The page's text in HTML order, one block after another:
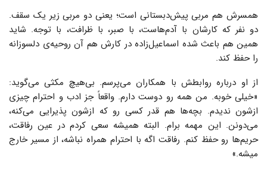
همسرش هم مربی پیش‌دبستانی است؛ یعنی دو مربی زیر یک سقف.
دو نفر که کارشان با آدم‌هاست، با صبر، با ظرافت، با توجه. شاید
همین هم باعث شده اسماعیل‌زاده در کارش هم آن روحیه‌ی دلسوزانه
را حفظ کند.
از او درباره روابطش با همکاران می‌پرسم. بی‌هیچ مکثی می‌گوید:
«خیلی خوبه. من همه رو دوست دارم. واقعاً جز ادب و احترام چیزی
ازشون ندیدم. بچه‌ها هم قدر کسی رو که ازشون پذیرایی می‌کنه،
می‌دونن. این مهمه برام. البته همیشه سعی کردم در عین رفاقت،
حریم‌ها رو حفظ کنم. رفاقت اگه با احترام همراه نباشه، از مسیر خارج
میشه.»